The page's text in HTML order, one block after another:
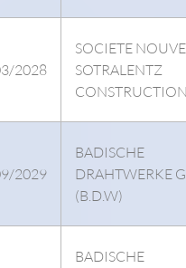
2028
SOCIETE
SOTRALENTZ
2029
BADISCHE
DRAHTWERKE
(B.D.W)
BADISCHE